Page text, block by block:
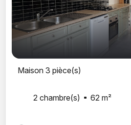
Maison 3 pièce(s)
2 chambre(s) 62 m²